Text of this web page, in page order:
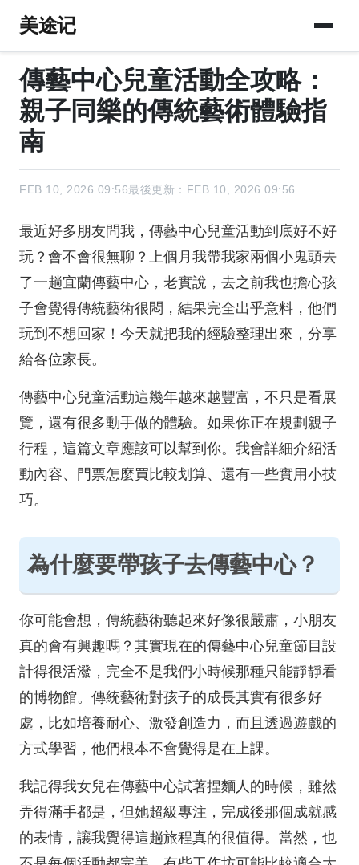
美途记
傳藝中心兒童活動全攻略：
親子同樂的傳統藝術體驗指
南
FEB 10, 2026 09:56最後更新：FEB 10, 2026 09:56
最近好多朋友問我，傳藝中心兒童活動到底好不好
玩？會不會很無聊？上個月我帶我家兩個小鬼頭去
了一趟宜蘭傳藝中心，老實說，去之前我也擔心孩
子會覺得傳統藝術很悶，結果完全出乎意料，他們
玩到不想回家！今天就把我的經驗整理出來，分享
給各位家長。
傳藝中心兒童活動這幾年越來越豐富，不只是看展
覽，還有很多動手做的體驗。如果你正在規劃親子
行程，這篇文章應該可以幫到你。我會詳細介紹活
動內容、門票怎麼買比較划算、還有一些實用小技
巧。
為什麼要帶孩子去傳藝中心？
你可能會想，傳統藝術聽起來好像很嚴肅，小朋友
真的會有興趣嗎？其實現在的傳藝中心兒童節目設
計得很活潑，完全不是我們小時候那種只能靜靜看
的博物館。傳統藝術對孩子的成長其實有很多好
處，比如培養耐心、激發創造力，而且透過遊戲的
方式學習，他們根本不會覺得是在上課。
我記得我女兒在傳藝中心試著捏麵人的時候，雖然
弄得滿手都是，但她超級專注，完成後那個成就感
的表情，讓我覺得這趟旅程真的很值得。當然，也